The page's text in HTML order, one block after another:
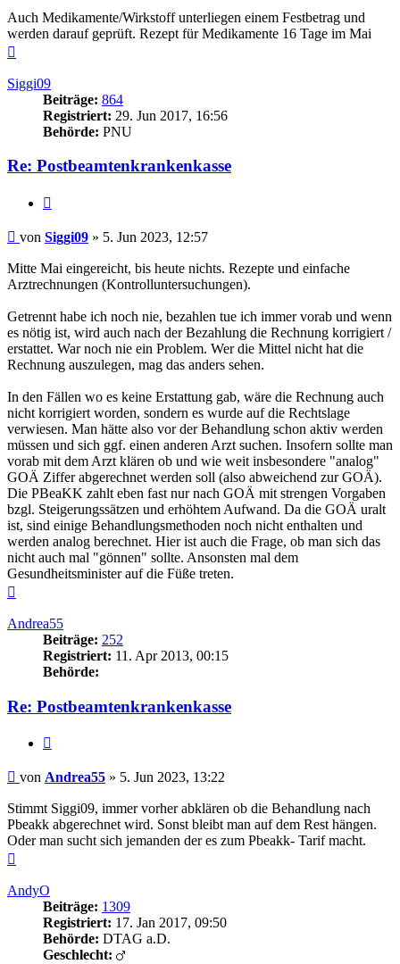
Auch Medikamente/Wirkstoff unterliegen einem Festbetrag und
werden darauf geprüft. Rezept für Medikamente 16 Tage im Mai
Siggi09
Beiträge: 864
Registriert: 29. Jun 2017, 16:56
Behörde: PNU
Re: Postbeamtenkrankenkasse
Beitrag
von Siggi09 » 5. Jun 2023, 12:57
Mitte Mai eingereicht, bis heute nichts. Rezepte und einfache
Arztrechnungen (Kontrolluntersuchungen).
Getrennt habe ich noch nie, bezahlen tue ich immer vorab und wenn
es nötig ist, wird auch nach der Bezahlung die Rechnung korrigiert /
erstattet. War noch nie ein Problem. Wer die Mittel nicht hat die
Rechnung auszulegen, mag das anders sehen.
In den Fällen wo es keine Erstattung gab, wäre die Rechnung auch
nicht korrigiert worden, sondern es wurde auf die Rechtslage
verwiesen. Man hätte also vor der Behandlung schon aktiv werden
müssen und sich ggf. einen anderen Arzt suchen. Insofern sollte man
vorab mit dem Arzt klären ob und wie weit insbesondere "analog"
GOÄ Ziffer abgerechnet werden soll (also abweichend zur GOÄ).
Die PBeaKK zahlt eben fast nur nach GOÄ mit strengen Vorgaben
bzgl. Steigerungssätzen und erhöhtem Aufwand. Da die GOÄ uralt
ist, sind einige Behandlungsmethoden noch nicht enthalten und
werden analog berechnet. Hier ist auch die Frage, ob man sich das
nicht auch mal "gönnen" sollte. Ansonsten mal dem
Gesundheitsminister auf die Füße treten.
Andrea55
Beiträge: 252
Registriert: 11. Apr 2013, 00:15
Behörde:
Re: Postbeamtenkrankenkasse
Beitrag
von Andrea55 » 5. Jun 2023, 13:22
Stimmt Siggi09, immer vorher abklären ob die Behandlung nach
Pbeakk abgerechnet wird. Sonst bleibt man auf dem Rest hängen.
Oder man sucht sich jemanden der es zum Pbeakk- Tarif macht.
AndyO
Beiträge: 1309
Registriert: 17. Jan 2017, 09:50
Behörde: DTAG a.D.
Geschlecht: